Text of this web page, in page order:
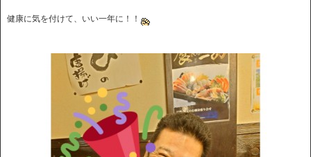
健康に気を付けて、いい一年に！！